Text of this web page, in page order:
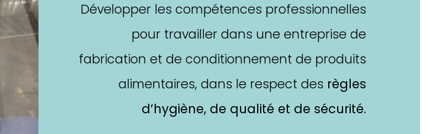
Développer les compétences professionnelles
pour travailler dans une entreprise de
fabrication et de conditionnement de produits
alimentaires, dans le respect des règles
d’hygiène, de qualité et de sécurité.